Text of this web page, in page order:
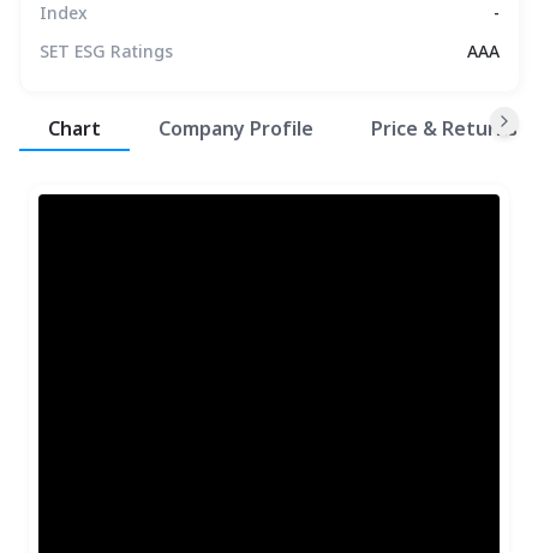
Index
-
SET ESG Ratings
AAA
Chart
Company Profile Price & Returns